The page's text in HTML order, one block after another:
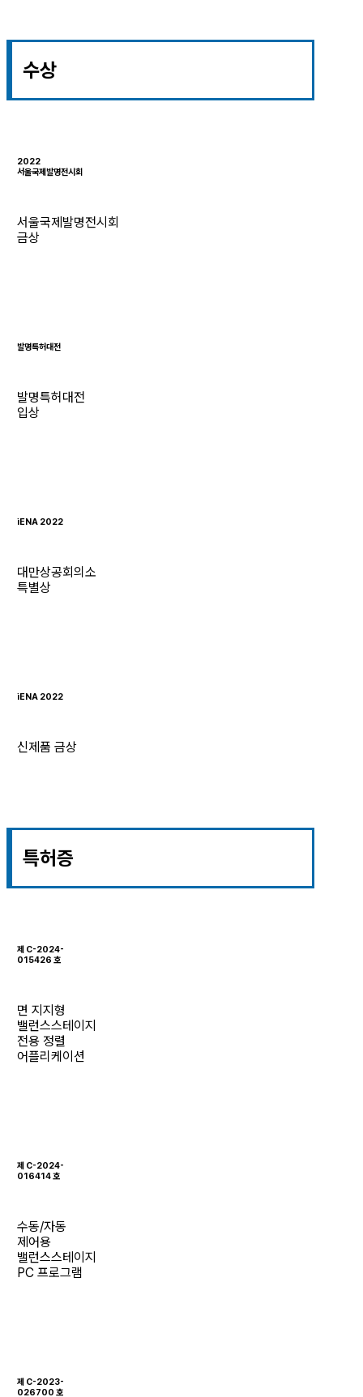
수상
2022
서울국제발명전시회
서울국제발명전시회
금상
발명특허대전
발명특허대전
입상
iENA 2022
대만상공회의소
특별상
iENA 2022
신제품 금상
특허증
제 C-2024-
015426 호
면 지지형
밸런스스테이지
전용 정렬
어플리케이션
제 C-2024-
016414 호
수동/자동
제어용
밸런스스테이지
PC 프로그램
제 C-2023-
026700 호